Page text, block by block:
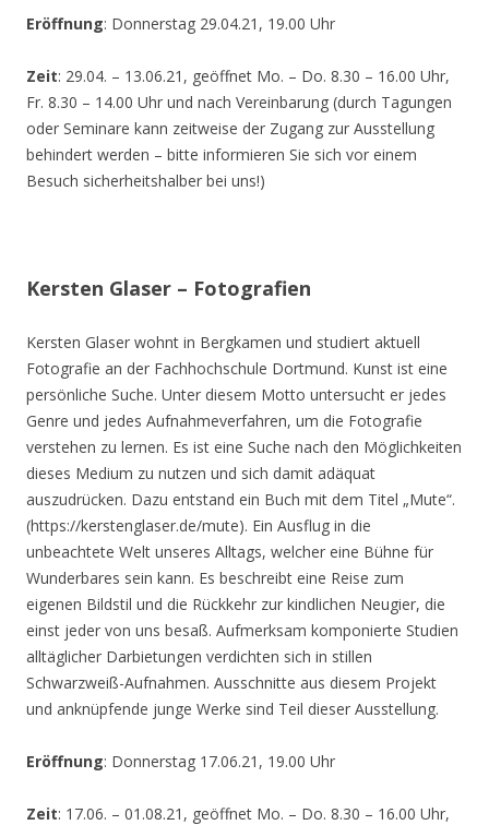
Eröffnung: Donnerstag 29.04.21, 19.00 Uhr
Zeit: 29.04. – 13.06.21, geöffnet Mo. – Do. 8.30 – 16.00 Uhr,
Fr. 8.30 – 14.00 Uhr und nach Vereinbarung (durch Tagungen
oder Seminare kann zeitweise der Zugang zur Ausstellung
behindert werden – bitte informieren Sie sich vor einem
Besuch sicherheitshalber bei uns!)
Kersten Glaser – Fotografien
Kersten Glaser wohnt in Bergkamen und studiert aktuell
Fotografie an der Fachhochschule Dortmund. Kunst ist eine
persönliche Suche. Unter diesem Motto untersucht er jedes
Genre und jedes Aufnahmeverfahren, um die Fotografie
verstehen zu lernen. Es ist eine Suche nach den Möglichkeiten
dieses Medium zu nutzen und sich damit adäquat
auszudrücken. Dazu entstand ein Buch mit dem Titel „Mute“.
(https://kerstenglaser.de/mute). Ein Ausflug in die
unbeachtete Welt unseres Alltags, welcher eine Bühne für
Wunderbares sein kann. Es beschreibt eine Reise zum
eigenen Bildstil und die Rückkehr zur kindlichen Neugier, die
einst jeder von uns besaß. Aufmerksam komponierte Studien
alltäglicher Darbietungen verdichten sich in stillen
Schwarzweiß-Aufnahmen. Ausschnitte aus diesem Projekt
und anknüpfende junge Werke sind Teil dieser Ausstellung.
Eröffnung: Donnerstag 17.06.21, 19.00 Uhr
Zeit: 17.06. – 01.08.21, geöffnet Mo. – Do. 8.30 – 16.00 Uhr,